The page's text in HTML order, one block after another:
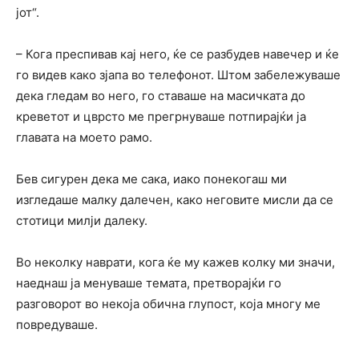
јот“.
– Кога преспивав кај него, ќе се разбудев навечер и ќе
го видев како зјапа во телефонот. Штом забележуваше
дека гледам во него, го ставаше на масичката до
креветот и цврсто ме прегрнуваше потпирајќи ја
главата на моето рамо.
Бев сигурен дека ме сака, иако понекогаш ми
изгледаше малку далечен, како неговите мисли да се
стотици милји далеку.
Во неколку наврати, кога ќе му кажев колку ми значи,
наеднаш ја менуваше темата, претворајќи го
разговорот во некоја обична глупост, која многу ме
повредуваше.